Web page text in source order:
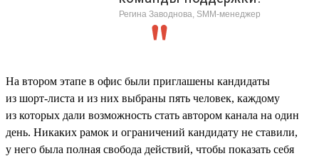
Регина Заводнова, SMM-менеджер
На втором этапе в офис были приглашены кандидаты
из шорт-листа и из них выбраны пять человек, каждому
из которых дали возможность стать автором канала на один
день. Никаких рамок и ограничений кандидату не ставили,
у него была полная свобода действий, чтобы показать себя